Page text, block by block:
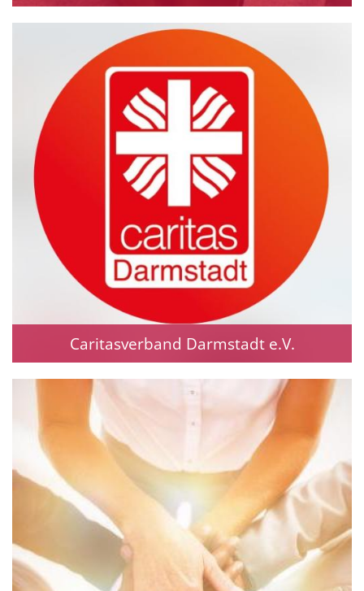
Caritasverband Darmstadt e.V.